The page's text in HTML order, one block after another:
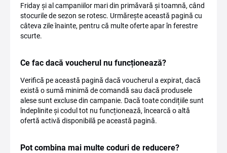
Friday și al campaniilor mari din primăvară și toamnă, când
stocurile de sezon se rotesc. Urmărește această pagină cu
câteva zile înainte, pentru că multe oferte apar în ferestre
scurte.
Ce fac dacă voucherul nu funcționează?
Verifică pe această pagină dacă voucherul a expirat, dacă
există o sumă minimă de comandă sau dacă produsele
alese sunt excluse din campanie. Dacă toate condițiile sunt
îndeplinite și codul tot nu funcționează, încearcă o altă
ofertă activă disponibilă pe această pagină.
Pot combina mai multe coduri de reducere?